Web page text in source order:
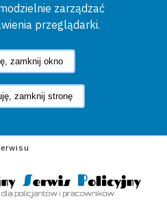
zarządzać
przeglądarki.
zamknij okno
zamknij stronę